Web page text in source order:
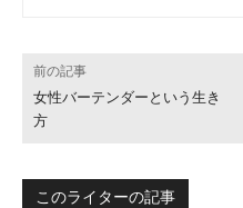
前の記事
女性バーテンダーという生き
方
このライターの記事